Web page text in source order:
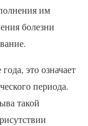
им
болезни
это означает
периода.
такой